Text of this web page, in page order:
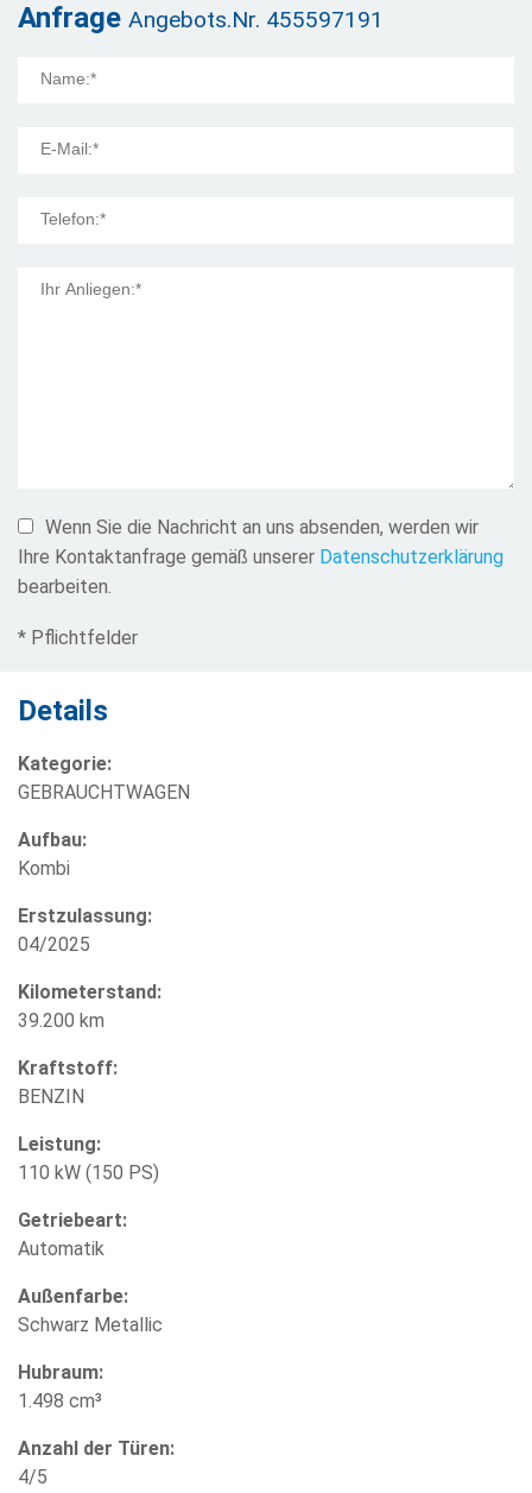
Anfrage Angebots.Nr. 455597191
Wenn Sie die Nachricht an uns absenden, werden wir
Ihre Kontaktanfrage gemäß unserer Datenschutzerklärung
bearbeiten.
* Pflichtfelder
Details
Kategorie:
GEBRAUCHTWAGEN
Aufbau:
Kombi
Erstzulassung:
04/2025
Kilometerstand:
39.200 km
Kraftstoff:
BENZIN
Leistung:
110 kW (150 PS)
Getriebeart:
Automatik
Außenfarbe:
Schwarz Metallic
Hubraum:
1.498 cm³
Anzahl der Türen:
4/5